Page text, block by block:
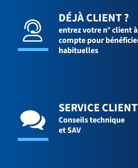
DÉJÀ CLIENT ?
entrez votre n° client
compte pour
habituelles
SERVICE CLIENT
Conseils technique
et SAV